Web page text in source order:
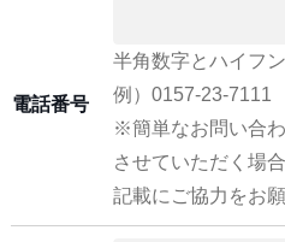
電話番号
半角数字とハイフ
例）0157-23-7111
※簡単なお問い合
させていただく場
記載にご協力をお